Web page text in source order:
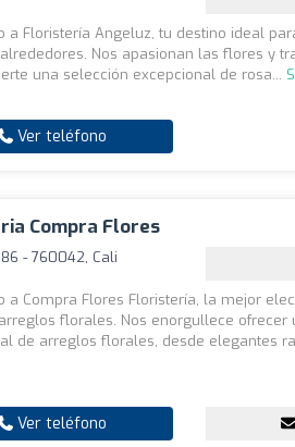
a Floristería Angeluz, tu destino ideal
Nos apasionan las flores y
una selección excepcional de rosa...
Ver teléfono
Compra Flores
- 760042, Cali
a Compra Flores Floristería, la mejor
florales. Nos enorgullece ofrecer
de arreglos florales, desde elegantes
Ver teléfono